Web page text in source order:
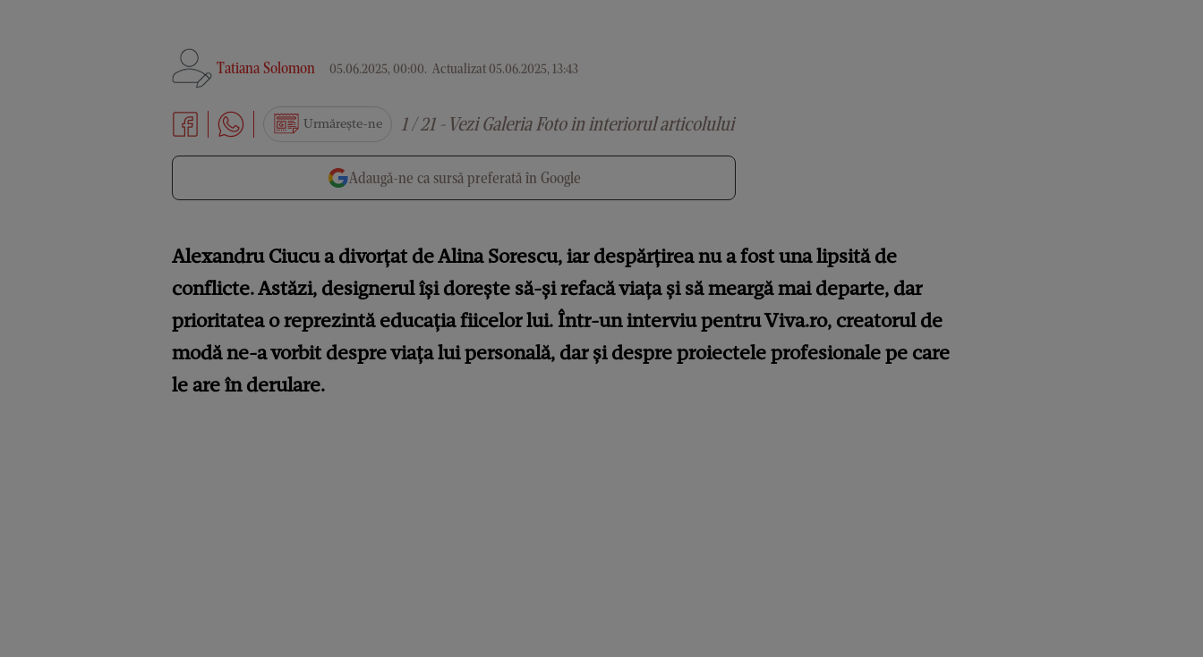
Tatiana Solomon 05.06.2025, 00:00. Actualizat 05.06.2025, 13:43
Urmărește-ne 1 / 21 - Vezi Galeria Foto in interiorul articolului
Adaugă-ne ca sursă preferată în Google
Alexandru Ciucu a divorțat de Alina Sorescu, iar despărțirea nu a fost una lipsită de
conflicte. Astăzi, designerul își dorește să-și refacă viața și să meargă mai departe, dar
prioritatea o reprezintă educația fiicelor lui. Într-un interviu pentru Viva.ro, creatorul de
modă ne-a vorbit despre viața lui personală, dar și despre proiectele profesionale pe care
le are în derulare.